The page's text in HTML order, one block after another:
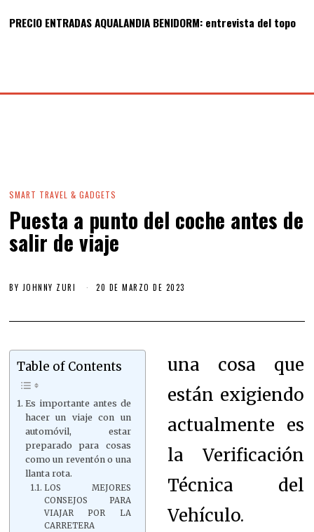
PRECIO ENTRADAS AQUALANDIA BENIDORM: entrevista del topo
SMART TRAVEL & GADGETS
Puesta a punto del coche antes de
salir de viaje
BY JOHNNY ZURI 20 DE MARZO DE 2023
Table of Contents
Es importante antes de
hacer un viaje con un
automóvil, estar
preparado para cosas
como un reventón o una
llanta rota.
LOS MEJORES
CONSEJOS PARA
VIAJAR POR LA
CARRETERA
una cosa que
están exigiendo
actualmente es
la Verificación
Técnica del
Vehículo.